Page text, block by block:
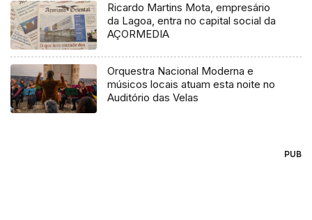
Ricardo Martins Mota, empresário
da Lagoa, entra no capital social da
AÇORMEDIA
Orquestra Nacional Moderna e
músicos locais atuam esta noite no
Auditório das Velas
PUB